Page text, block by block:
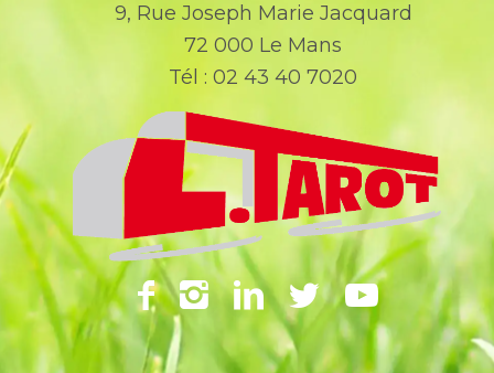
9, Rue Joseph Marie Jacquard
72 000 Le Mans
Tél : 02 43 40 7020